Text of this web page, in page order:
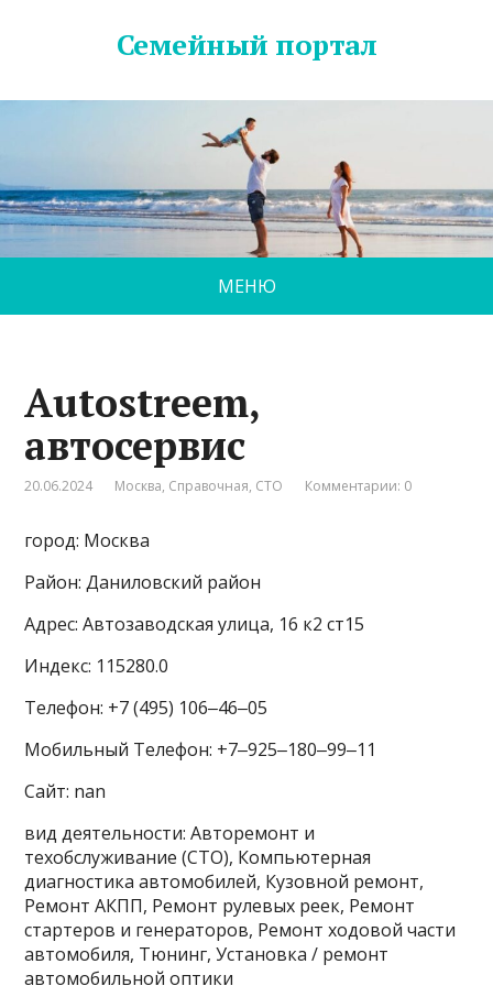
Семейный портал
МЕНЮ
Autostreem,
автосервис
20.06.2024 Москва, Справочная, СТО Комментарии: 0
город: Москва
Район: Даниловский район
Адрес: Автозаводская улица, 16 к2 ст15
Индекс: 115280.0
Телефон: +7 (495) 106‒46‒05
Мобильный Телефон: +7‒925‒180‒99‒11
Сайт: nan
вид деятельности: Авторемонт и
техобслуживание (СТО), Компьютерная
диагностика автомобилей, Кузовной ремонт,
Ремонт АКПП, Ремонт рулевых реек, Ремонт
стартеров и генераторов, Ремонт ходовой части
автомобиля, Тюнинг, Установка / ремонт
автомобильной оптики